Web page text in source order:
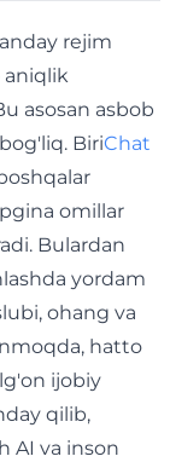
rejim
aniqlik
asosan asbob
BiriChat
omillar
Bulardan
yordam
ohang va
hatto
ijobiy
qilib,
AI va inson